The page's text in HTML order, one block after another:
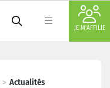
JE M'AFFILIE
Actualités